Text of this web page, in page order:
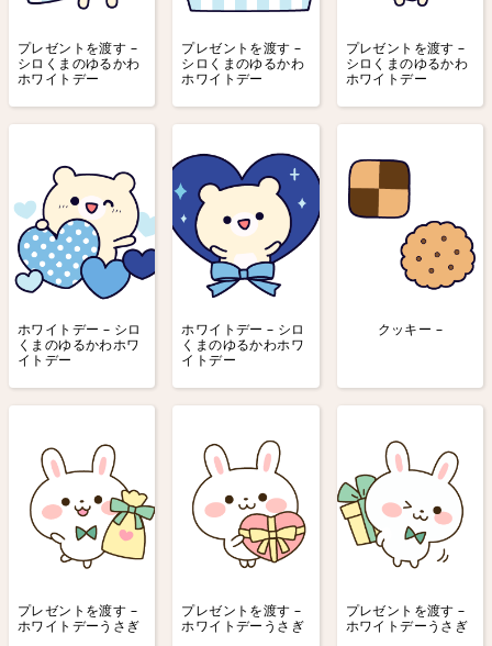
プレゼントを渡す –
シロくまのゆるかわ
ホワイトデー
プレゼントを渡す –
シロくまのゆるかわ
ホワイトデー
プレゼントを渡す –
シロくまのゆるかわ
ホワイトデー
ホワイトデー – シロ
くまのゆるかわホワ
イトデー
ホワイトデー – シロ
くまのゆるかわホワ
イトデー
クッキー –
プレゼントを渡す –
ホワイトデーうさぎ
プレゼントを渡す –
ホワイトデーうさぎ
プレゼントを渡す –
ホワイトデーうさぎ